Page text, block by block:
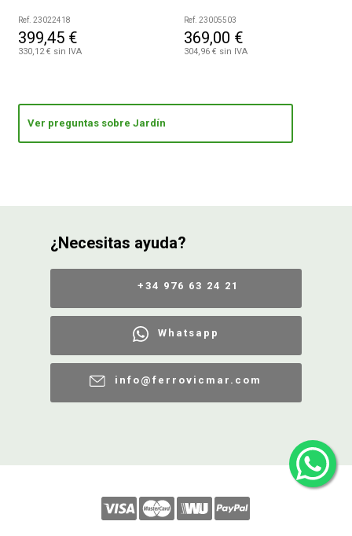
Ref. 23022418
399,45 €
330,12 € sin IVA
Ref. 23005503
369,00 €
304,96 € sin IVA
Ver preguntas sobre Jardín
¿Necesitas ayuda?
+34 976 63 24 21
Whatsapp
info@ferrovicmar.com